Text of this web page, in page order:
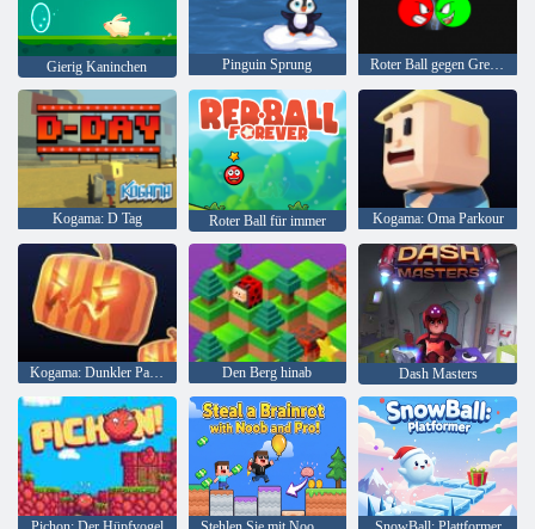
Gierig Kaninchen Pinguin Sprung Roter Ball gegen Green King
Kogama: D Tag Roter Ball für immer Kogama: Oma Parkour
Kogama: Dunkler Parkour Den Berg hinab Dash Masters